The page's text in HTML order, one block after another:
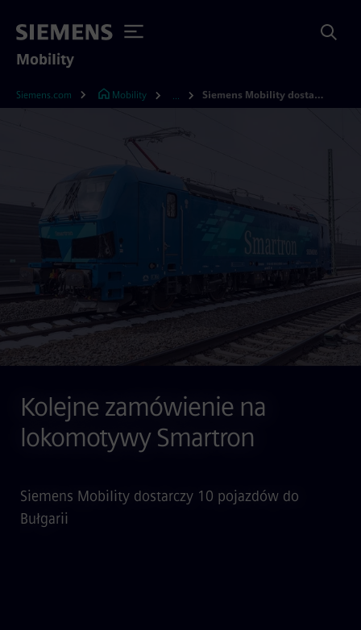
Mobility
Siemens.com Mobility Siemens Mobility dostarczy 10 pojazdów do Bułgarii
Kolejne zamówienie na
lokomotywy Smartron
Siemens Mobility dostarczy 10 pojazdów do
Bułgarii